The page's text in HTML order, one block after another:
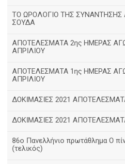
ΤΟ ΩΡΟΛΟΓΙΟ ΤΗΣ
ΣΟΥΔΑ
ΑΠΟΤΕΛΕΣΜΑΤΑ 2ης ΗΜΕΡΑΣ
ΑΠΡΙΛΙΟΥ
ΑΠΟΤΕΛΕΣΜΑΤΑ 1ης ΗΜΕΡΑΣ
ΑΠΡΙΛΙΟΥ
ΔΟΚΙΜΑΣΙΕΣ 2021
ΔΟΚΙΜΑΣΙΕΣ 2021
86ο Πανελλήνιο πρωτάθλημα Ο
(τελικός)